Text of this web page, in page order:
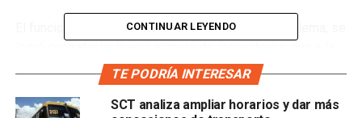
El funcionario detalló que, para combatir este problema, se
fecha suman 25 y se está a la espera de que la Contraloría
General del Estado resuelva la situación de c
inspectores más, que se encuentran suspendidos
CONTINUAR LEYENDO
TE PODRÍA INTERESAR
SCT analiza ampliar horarios y dar más